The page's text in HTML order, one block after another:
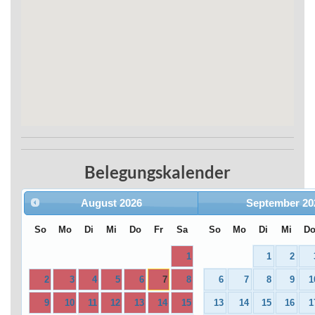
Belegungskalender
August 2026
So Mo Di Mi Do Fr Sa
1
2 3 4 5 6 7 8
9 10 11 12 13 14 15
September
So Mo Di Mi
1 2
6 7 8 9
13 14 15 16